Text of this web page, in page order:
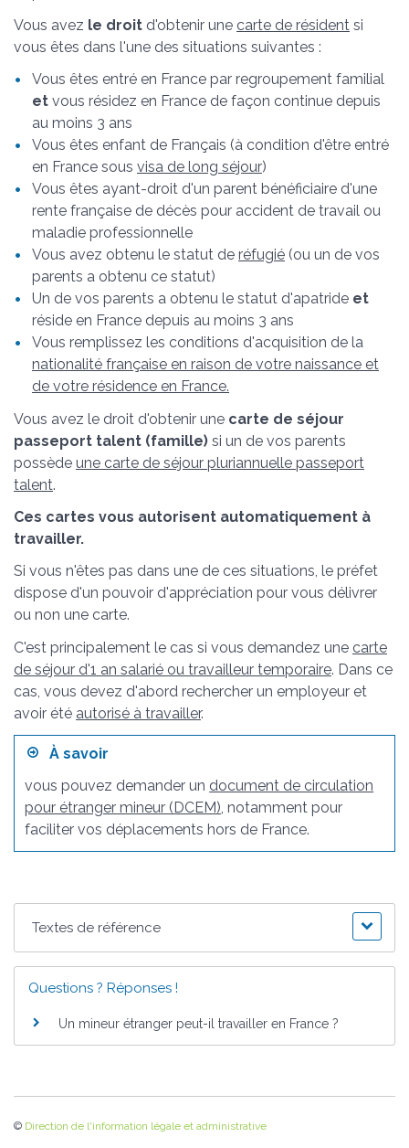
Vous avez le droit d'obtenir une carte de résident si
vous êtes dans l'une des situations suivantes :
Vous êtes entré en France par regroupement familial
et vous résidez en France de façon continue depuis
au moins 3 ans
Vous êtes enfant de Français (à condition d'être entré
en France sous visa de long séjour)
Vous êtes ayant-droit d'un parent bénéficiaire d'une
rente française de décès pour accident de travail ou
maladie professionnelle
Vous avez obtenu le statut de réfugié (ou un de vos
parents a obtenu ce statut)
Un de vos parents a obtenu le statut d'apatride et
réside en France depuis au moins 3 ans
Vous remplissez les conditions d'acquisition de la
nationalité française en raison de votre naissance et
de votre résidence en France.
Vous avez le droit d'obtenir une carte de séjour
passeport talent (famille) si un de vos parents
possède une carte de séjour pluriannuelle passeport
talent.
Ces cartes vous autorisent automatiquement à
travailler.
Si vous n'êtes pas dans une de ces situations, le préfet
dispose d'un pouvoir d'appréciation pour vous délivrer
ou non une carte.
C'est principalement le cas si vous demandez une carte
de séjour d'1 an salarié ou travailleur temporaire. Dans ce
cas, vous devez d'abord rechercher un employeur et
avoir été autorisé à travailler.
À savoir
vous pouvez demander un document de circulation
pour étranger mineur (DCEM), notamment pour
faciliter vos déplacements hors de France.
Textes de référence
Questions ? Réponses !
Un mineur étranger peut-il travailler en France ?
© Direction de l'information légale et administrative